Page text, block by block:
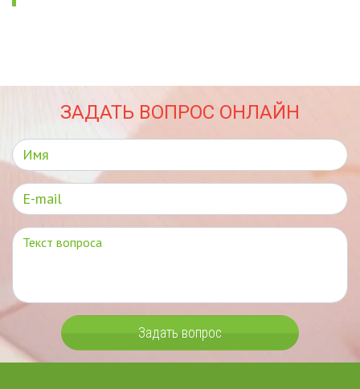
ЗАДАТЬ ВОПРОС ОНЛАЙН
Задать вопрос